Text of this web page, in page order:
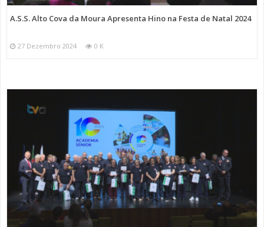
A.S.S. Alto Cova da Moura Apresenta Hino na Festa de Natal 2024
27 Dezembro 2024 0 K